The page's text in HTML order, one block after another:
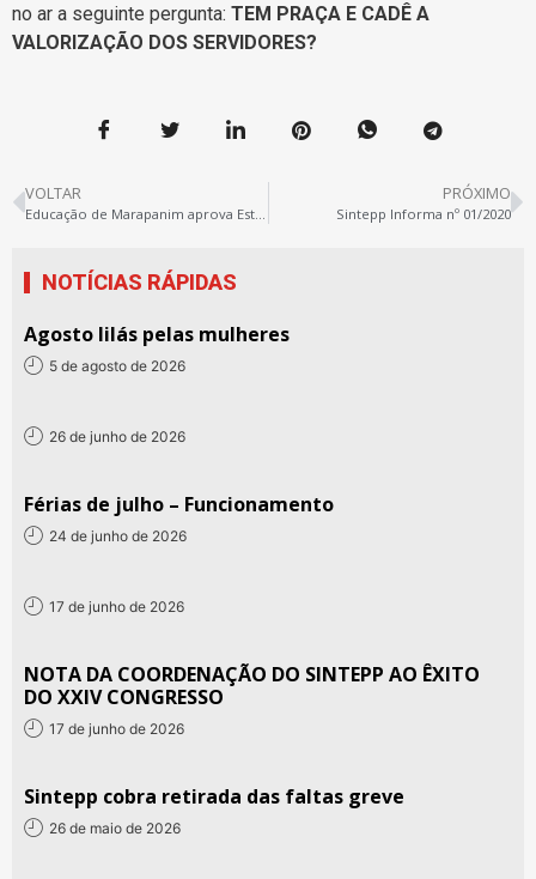
no ar a seguinte pergunta: TEM PRAÇA E CADÊ A
VALORIZAÇÃO DOS SERVIDORES?
VOLTAR
Educação de Marapanim aprova Estado de Greve
PRÓXIMO
Sintepp Informa nº 01/2020
NOTÍCIAS RÁPIDAS
Agosto lilás pelas mulheres
5 de agosto de 2026
26 de junho de 2026
Férias de julho – Funcionamento
24 de junho de 2026
17 de junho de 2026
NOTA DA COORDENAÇÃO DO SINTEPP AO ÊXITO
DO XXIV CONGRESSO
17 de junho de 2026
Sintepp cobra retirada das faltas greve
26 de maio de 2026